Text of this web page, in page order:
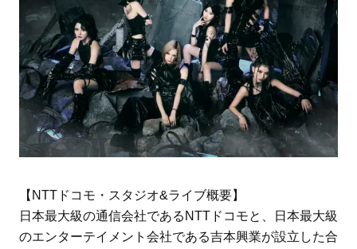
【NTTドコモ・スタジオ&ライブ概要】
日本最大級の通信会社であるNTTドコモと、日本最大級
のエンターテイメント会社である吉本興業が設立した合